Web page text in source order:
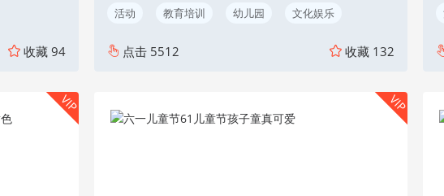
收藏 94
活动 教育培训 幼儿园 文化娱乐
点击 5512 收藏 132
VIP VIP